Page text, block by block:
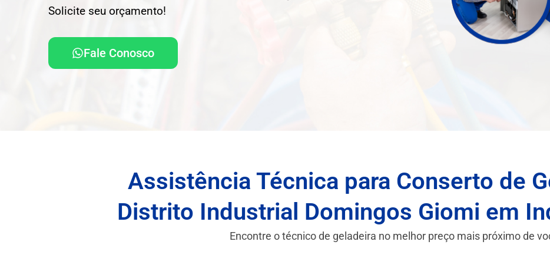
Solicite seu orçamento!
Fale Conosco
Assistência Técnica para Conserto de
Distrito Industrial Domingos Giomi em
Encontre o técnico de geladeira no melhor preço mais próximo de